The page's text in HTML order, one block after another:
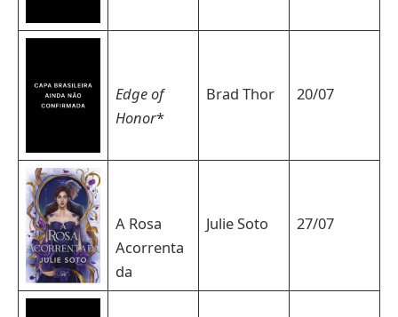
Edge of
Honor*
Brad Thor 20/07
A Rosa
Acorrenta
da
Julie Soto 27/07